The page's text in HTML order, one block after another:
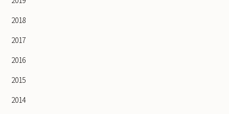
2018
2017
2016
2015
2014